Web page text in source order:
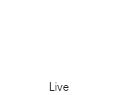
Live